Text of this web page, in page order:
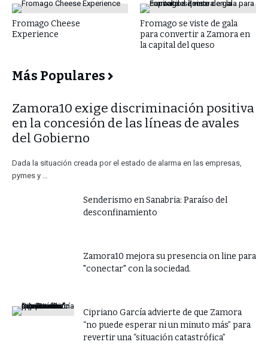
Fromago Cheese
Experience
Fromago se viste de gala
para convertir a Zamora en
la capital del queso
Más Populares
​Zamora10 exige discriminación positiva
en la concesión de las líneas de avales
del Gobierno
Dada la situación creada por el estado de alarma en las empresas,
pymes y …
Senderismo en Sanabria: Paraíso del
desconfinamiento
Zamora10 mejora su presencia on line para
"conectar" con la sociedad.
​Cipriano García advierte de que Zamora
“no puede esperar ni un minuto más” para
revertir una “situación catastrófica”